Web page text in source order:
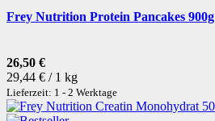
Frey Nutrition Protein Pancakes 900g
26,50 €
29,44 € / 1 kg
Lieferzeit: 1 - 2 Werktage